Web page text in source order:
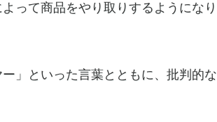
って商品をやり取りするようになり
」といった言葉とともに、批判的な